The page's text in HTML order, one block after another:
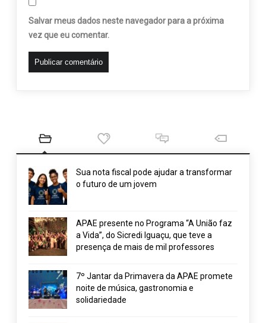
Salvar meus dados neste navegador para a próxima
vez que eu comentar.
Sua nota fiscal pode ajudar a transformar
o futuro de um jovem
APAE presente no Programa “A União faz
a Vida”, do Sicredi Iguaçu, que teve a
presença de mais de mil professores
7º Jantar da Primavera da APAE promete
noite de música, gastronomia e
solidariedade